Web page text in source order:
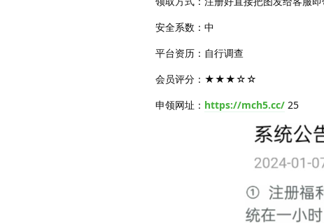
安全系数：中
平台资历：自行调查
会员评分：★★★☆☆
申领网址： https://mch5.cc/ 25